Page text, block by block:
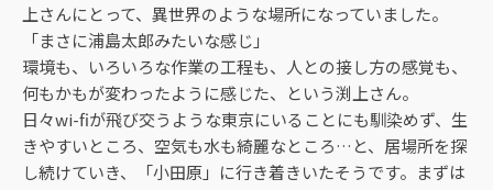
上さんにとって、異世界のような場所になっていました。
「まさに浦島太郎みたいな感じ」
環境も、いろいろな作業の工程も、人との接し方の感覚も、
何もかもが変わったように感じた、という渕上さん。
日々wi-fiが飛び交うような東京にいることにも馴染めず、生
きやすいところ、空気も水も綺麗なところ…と、居場所を探
し続けていき、「小田原」に行き着きいたそうです。まずは